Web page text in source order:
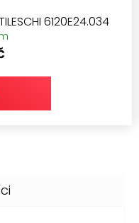
6120E24.034